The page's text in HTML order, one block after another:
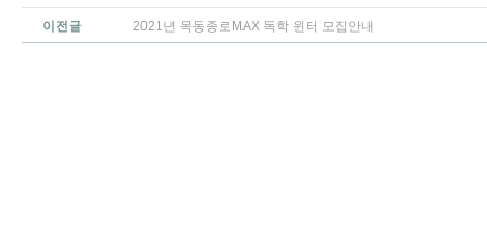
이전글 2021년 목동종로MAX 독학 윈터 모집안내